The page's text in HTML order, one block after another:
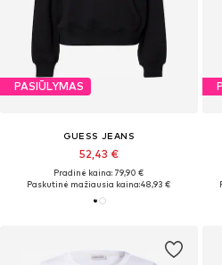
PASIŪLYMAS
GUESS JEANS
52,43 €
Pradinė kaina: 79,90 €
Paskutinė mažiausia kaina:48,93 €